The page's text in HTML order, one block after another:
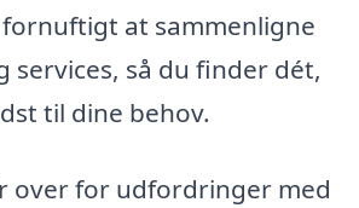
at sammenligne
services, så du finder dét,
til dine behov.
over for udfordringer med